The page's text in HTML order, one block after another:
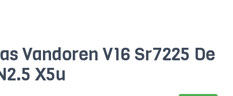
Vandoren V16 Sr7225 De
X5u